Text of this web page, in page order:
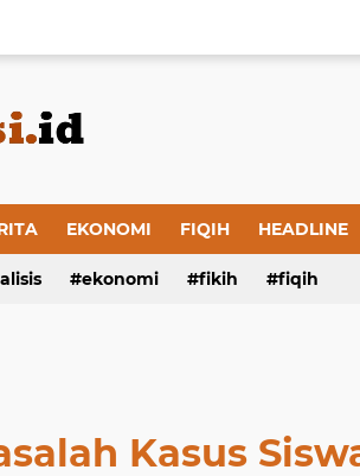
EKONOMI FIQIH HEADLINE
ekonomi fikih fiqih
Kasus